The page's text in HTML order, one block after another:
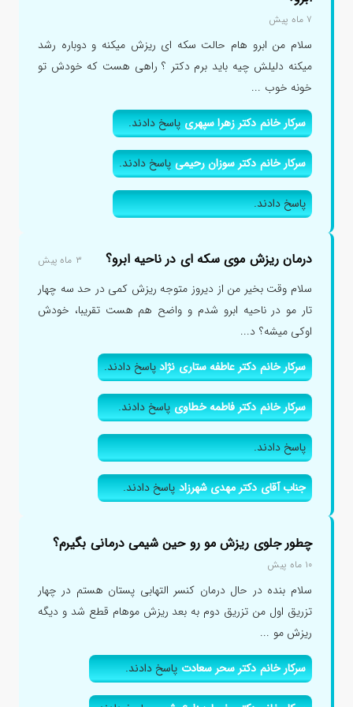
۷ ماه پیش
سلام من ابرو هام حالت سکه ای ریزش میکنه و دوباره رشد
میکنه دلیلش چیه باید برم دکتر ؟ راهی هست که خودش تو
خونه خوب ...
سرکار خانم دکتر زهرا سپهریپاسخ دادند.
سرکار خانم دکتر سوزان رحیمیپاسخ دادند.
پاسخ دادند.
درمان ریزش موی سکه ای در ناحیه ابرو؟ ۳ ماه پیش
سلام وقت بخیر من از دیروز متوجه ریزش کمی در حد سه چهار
تار مو در ناحیه ابرو شدم و واضح هم هست تقریبا، خودش
اوکی میشه؟ د...
سرکار خانم دکتر عاطفه ستاری نژادپاسخ دادند.
سرکار خانم دکتر فاطمه خطاویپاسخ دادند.
پاسخ دادند.
جناب آقای دکتر مهدی شهرزادپاسخ دادند.
چطور جلوی ریزش مو رو حین شیمی درمانی بگیرم؟
۱۰ ماه پیش
سلام بنده در حال درمان کنسر التهابی پستان هستم در چهار
تزریق اول من تزریق دوم به بعد ریزش موهام قطع شد و دیگه
ریزش مو ...
سرکار خانم دکتر سحر سعادتپاسخ دادند.